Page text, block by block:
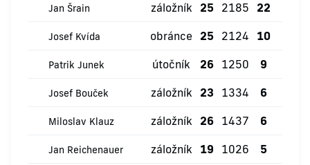
Jan Šrain záložník 25 2185 22
Josef Kvída obránce 25 2124 10
Patrik Junek útočník 26 1250 9
Josef Bouček záložník 23 1334 6
Miloslav Klauz záložník 26 1437 6
Jan Reichenauer záložník 19 1026 5